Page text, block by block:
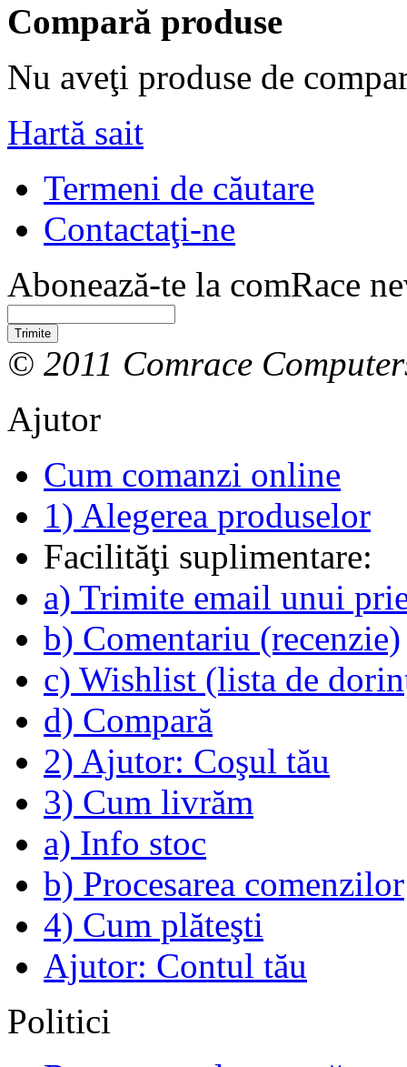
Compară produse
Nu aveţi produse de
Hartă sait
Termeni de căutare
Contactaţi-ne
Abonează-te la comRace
Trimite
© 2011 Comrace
Ajutor
Cum comanzi online
1) Alegerea produselor
Facilităţi suplimentare:
a) Trimite email unui
b) Comentariu (recenzie)
c) Wishlist (lista de
d) Compară
2) Ajutor: Coşul tău
3) Cum livrăm
a) Info stoc
b) Procesarea comenzilor
4) Cum plăteşti
Ajutor: Contul tău
Politici